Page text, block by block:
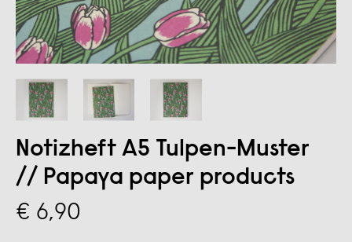
Notizheft A5 Tulpen-Muster
// Papaya paper products
€ 6,90